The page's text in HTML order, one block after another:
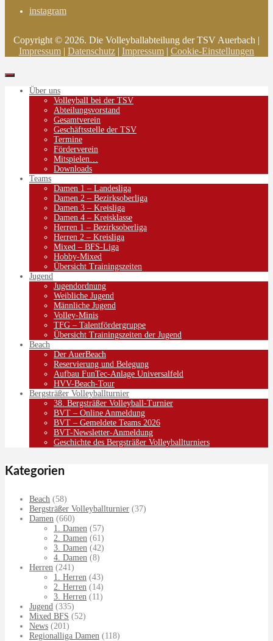
instagram
Copyright © 2026. Die Volleyballabteilung der TSV Auerbach |
Impressum | Datenschutz | Impressum | Cookie-Einstellungen
Über uns
Volleyball bei der TSV
Abteilungsvorstand
Gesamtverein
Geschäftsstelle der TSV
Termine
Förderverein
Mitspielen…
Downloads
Teams
Damen 1 – Landesliga
Damen 2 – Bezirksoberliga
Damen 3 – Kreisliga
Damen 4 – Kreisklasse
Herren 1 – Bezirksoberliga
Herren 2 – Kreisliga
Mixed – BFS-Liga
Hobby-Mixed
Übersicht Trainingszeiten
Jugend
Jugendordnung
Weibliche Jugend
Männliche Jugend
Volley-Minis
TFG – Talentfördergruppe
Übersicht Trainingszeiten der Jugend
Beach
Der AuerBeach
Reservierung und Belegung
Aufbau FunTec-Anlage Universalfeld
HVV-Beach-Tour
Bergsträßer Volleyballturnier
38. Bergsträßer Volleyball-Turnier
BVT – Online Anmeldung
BVT – Gemeldete Teams 2026
BVT-Newsletter-Anmeldung
Geschichte des Bergsträßer Volleyballturniers
Kategorien
Beach (58)
Bergsträßer Volleyballturnier (37)
Damen (660)
1. Damen (57)
2. Damen (61)
3. Damen (42)
4. Damen (8)
Herren (241)
1. Herren (43)
2. Herren (14)
3. Herren (11)
Jugend (335)
Mixed BFS (52)
News (201)
Regionalliga Damen (118)